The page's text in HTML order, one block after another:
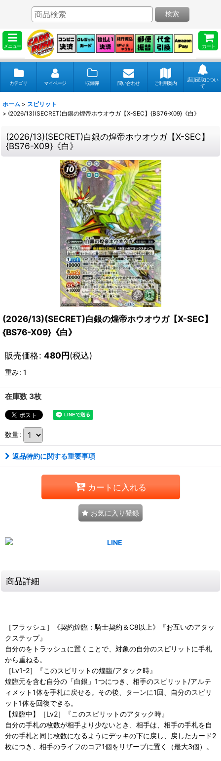
メニュー カート
検索
カテゴリ マイページ 収録弾 問い合わせ ご利用案内
店頭受取につい
て
ホーム > スピリット
> (2026/13)(SECRET)白銀の煌帝ホウオウガ【X-SEC】{BS76-X09}《白》
(2026/13)(SECRET)白銀の煌帝ホウオウガ【X-SEC】
{BS76-X09}《白》
(2026/13)(SECRET)白銀の煌帝ホウオウガ【X-SEC】
{BS76-X09}《白》
販売価格: 480円(税込)
重み: 1
在庫数 3枚
数量:
返品特約に関する重要事項
カートに入れる
お気に入り登録
商品詳細
［フラッシュ］《契約煌臨：騎士契約＆C8以上》『お互いのアタッ
クステップ』
自分のをトラッシュに置くことで、対象の自分のスピリットに手札
から重ねる。
［Lv1-2］『このスピリットの煌臨/アタック時』
煌臨元を含む自分の「白銀」1つにつき、相手のスピリット/アルテ
ィメット1体を手札に戻せる。その後、ターンに1回、自分のスピリ
ット1体を回復できる。
【煌臨中】［Lv2］『このスピリットのアタック時』
自分の手札の枚数が相手より少ないとき、相手は、相手の手札を自
分の手札と同じ枚数になるようにデッキの下に戻し、戻したカード2
枚につき、相手のライフのコア1個をリザーブに置く（最大3個）。